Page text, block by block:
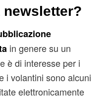
newsletter?
in genere su un
è di interesse per i
i volantini sono alcuni
elettronicamente